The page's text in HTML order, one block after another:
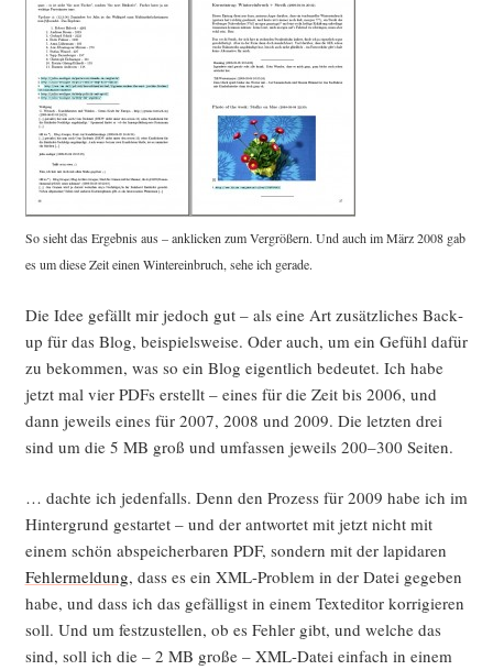
So sieht das Ergeb­nis aus – ankli­cken zum Ver­grö­ßern. Und auch im März 2008 gab
es um die­se Zeit einen Win­ter­ein­bruch, sehe ich gerade.
Die Idee gefällt mir jedoch gut – als eine Art zusätz­li­ches Back­
up für das Blog, bei­spiels­wei­se. Oder auch, um ein Gefühl dafür
zu bekom­men, was so ein Blog eigent­lich bedeu­tet. Ich habe
jetzt mal vier PDFs erstellt – eines für die Zeit bis 2006, und
dann jeweils eines für 2007, 2008 und 2009. Die letz­ten drei
sind um die 5 MB groß und umfas­sen jeweils 200–300 Seiten.
… dach­te ich jeden­falls. Denn den Pro­zess für 2009 habe ich im
Hin­ter­grund gestar­tet – und der ant­wor­tet mit jetzt nicht mit
einem schön abspei­cher­ba­ren PDF, son­dern mit der lapi­da­ren
Feh­ler­mel­dung, dass es ein XML-Pro­blem in der Datei gege­ben
habe, und dass ich das gefäl­ligst in einem Text­edi­tor kor­ri­gie­ren
soll. Und um fest­zu­stel­len, ob es Feh­ler gibt, und wel­che das
sind, soll ich die – 2 MB gro­ße – XML-Datei ein­fach in einem